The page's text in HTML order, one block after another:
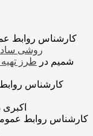
کارشناس روابط
روشی
شمیم در طرز
کارشناس
اکبری
کارشناس روابط